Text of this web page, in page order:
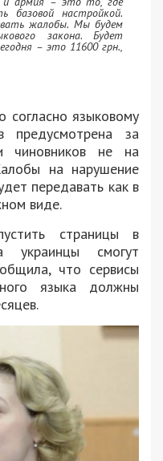
базовой настройкой.
жалобы. Мы будем
закона. Будет
– это 11600 грн.,
согласно языковому
предусмотрена за
чиновников не на
на нарушение
передавать как в
виде.
страницы в
украинцы смогут
что сервисы
языка должны